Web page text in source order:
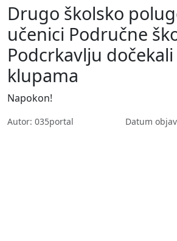
Drugo školsko
učenici Područne
Podcrkavlju
klupama
Napokon!
Autor: 035portal Datum